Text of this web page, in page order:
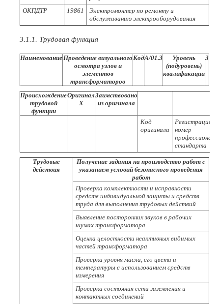
ОКПДТР
19861
Электромонтер по ремонту и
обслуживанию электрооборудования
3.1.1. Трудовая функция
НаименованиеПроведение визуального
осмотра узлов и
элементов
трансформаторов
КодА/01.3
Уровень
(подуровень)
квалификации
3
Происхождение
трудовой
функции
Оригинал
X
Заимствовано
из оригинала
Код
оригинала
номер
стандарта
Трудовые
действия
Получение задания на производство работ с
указанием условий безопасного проведения
работ
Проверка комплектности и исправности
средств индивидуальной защиты и средств
труда для выполнения трудовых действий
Выявление посторонних звуков в рабочих
шумах трансформатора
Оценка целостности неактивных видимых
частей трансформатора
Проверка уровня масла, его цвета и
температуры с использованием средств
измерения
Проверка состояния сети заземления и
контактных соединений